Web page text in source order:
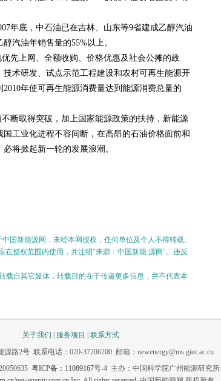
年底，中石油已在吉林、山东等9省建成乙醇汽油
汽油年销售量的55%以上。
先上网、全额收购、价格优惠及社会公摊的政
术研发、试点示范工程建设和农村可再生能源开
年使可再生能源消费量达到能源消费总量的
断取得突破，加上国家能源政策的扶持，新能源
工业化进程不容间断，在高昂的石油价格面前和
将掀起新一轮的发展浪潮。
国新能源网，未经本网授权，任何单位及个人不得转载、
授权范围内使用，并注明"来源：中国新能 源网"。违反
自其它媒体，转载目的在于传递更多信息，并不代表本
关于我们 服务项目
联系方式
路2号 联系电话：020-37206200 邮箱：newenergy@ms.giec.ac.cn
粤ICP备：11089167号-4主办：中国科学院广州能源研究所